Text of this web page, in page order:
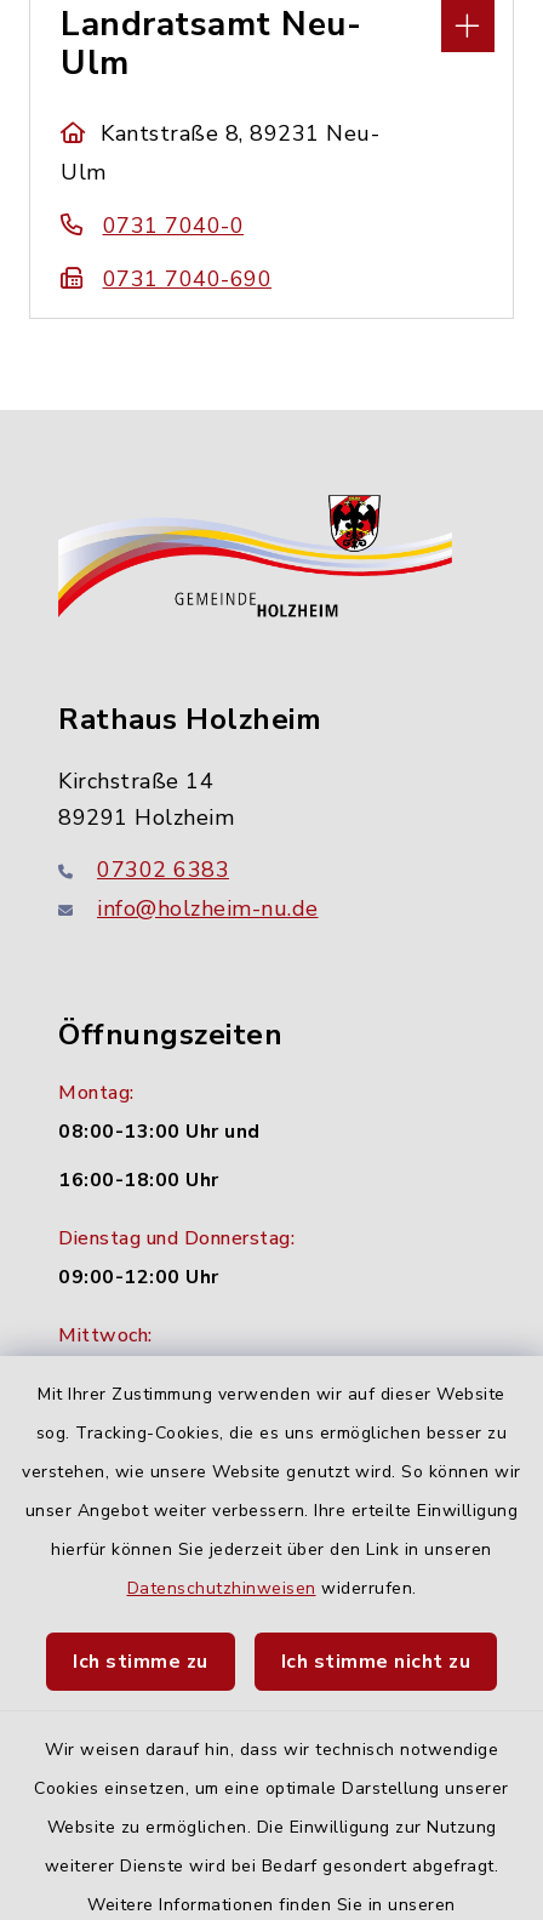
Mit Ihrer Zustimmung verwenden wir auf dieser Website
sog. Tracking-Cookies, die es uns ermöglichen besser zu
verstehen, wie unsere Website genutzt wird. So können wir
unser Angebot weiter verbessern. Ihre erteilte Einwilligung
hierfür können Sie jederzeit über den Link in unseren
Datenschutzhinweisen widerrufen.
Ich stimme zu Ich stimme nicht zu
Wir weisen darauf hin, dass wir technisch notwendige
Cookies einsetzen, um eine optimale Darstellung unserer
Website zu ermöglichen. Die Einwilligung zur Nutzung
weiterer Dienste wird bei Bedarf gesondert abgefragt.
Weitere Informationen finden Sie in unseren
Landratsamt Neu-
Ulm
Kantstraße 8, 89231 Neu-
Ulm
0731 7040-0
0731 7040-690
Rathaus Holzheim
Kirchstraße 14
89291 Holzheim
07302 6383
info@holzheim-nu.de
Öffnungszeiten
Montag:
08:00-13:00 Uhr und
16:00-18:00 Uhr
Dienstag und Donnerstag:
09:00-12:00 Uhr
Mittwoch:
Freitag:
geschlossen
Quicklinks
Fahrplanauskunft DING
Barrierefreiheit